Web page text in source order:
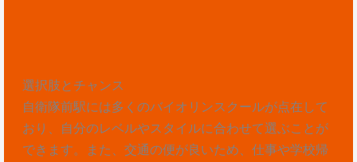
選択肢とチャンス
自衛隊前駅には多くのバイオリンスクールが点在して
おり、自分のレベルやスタイルに合わせて選ぶことが
できます。また、交通の便が良いため、仕事や学校帰